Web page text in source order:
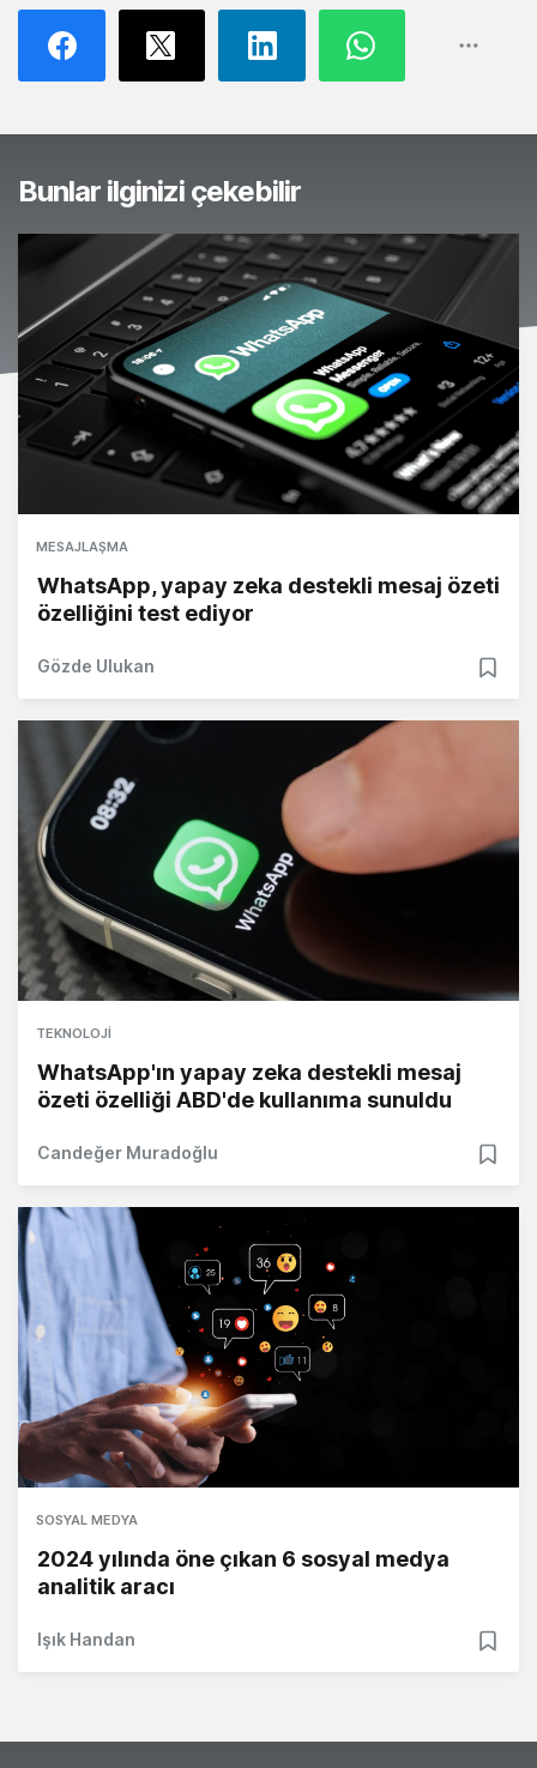
Bunlar ilginizi çekebilir
MESAJLAŞMA
WhatsApp, yapay zeka destekli mesaj özeti
özelliğini test ediyor
Gözde Ulukan
TEKNOLOJI
WhatsApp'ın yapay zeka destekli mesaj
özeti özelliği ABD'de kullanıma sunuldu
Candeğer Muradoğlu
SOSYAL MEDYA
2024 yılında öne çıkan 6 sosyal medya
analitik aracı
Işık Handan